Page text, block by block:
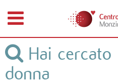
Hai cercato
donna